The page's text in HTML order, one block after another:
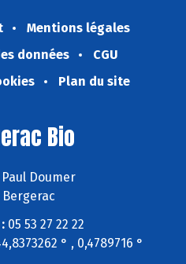
Mentions légales
données
CGU
Plan du site
Bio
Doumer
05 53 27 22 22
° , 0,4789716 °